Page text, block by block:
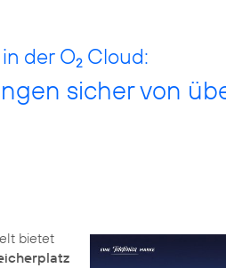
der O2 Cloud:
sicher von
bietet